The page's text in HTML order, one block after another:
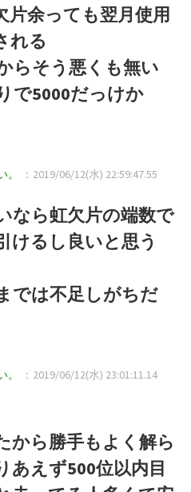
片余っても翌月使用
れる
らそう悪くも無い
で5000だっけか
。
：2019/06/12(水) 22:59:47.55
なら虹欠片の端数で
けるし良いと思う
では不足しがちだ
。
：2019/06/12(水) 23:01:11.14
から勝手もよく解ら
あえず500位以内目